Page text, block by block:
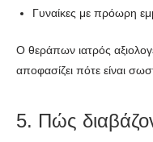
Γυναίκες με πρόωρη
Ο θεράπων ιατρός
αποφασίζει πότε είναι
5. Πώς